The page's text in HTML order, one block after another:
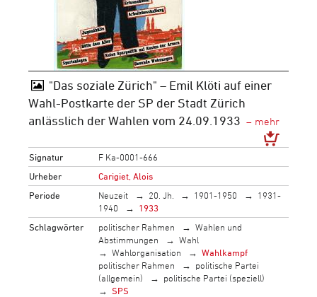
"Das soziale Zürich" – Emil Klöti auf einer
Wahl-Postkarte der SP der Stadt Zürich
anlässlich der Wahlen vom 24.09.1933
Signatur
F Ka-0001-666
Urheber
Carigiet, Alois
Periode
Neuzeit 20. Jh. 1901-1950
1931-
1940
1933
Schlagwörter
politischer Rahmen
Wahlen und
Abstimmungen
Wahl
Wahlorganisation
Wahlkampf
politischer Rahmen
politische Partei
(allgemein)
politische Partei (speziell)
SPS